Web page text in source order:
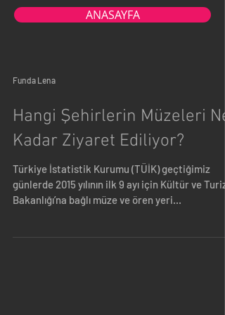
ANASAYFA
Funda Lena
Hangi Şehirlerin Müzeleri Ne
Kadar Ziyaret Ediliyor?
Türkiye İstatistik Kurumu (TÜİK) geçtiğimiz
günlerde 2015 yılının ilk 9 ayı için Kültür ve
Bakanlığı’na bağlı müze ve ören yeri...